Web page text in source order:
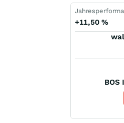
+11,50 %
BOS